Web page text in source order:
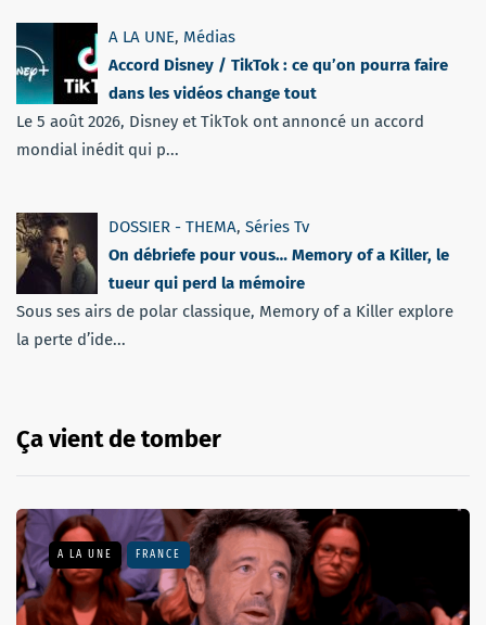
A LA UNE, Médias
Accord Disney / TikTok : ce qu’on pourra faire
dans les vidéos change tout
Le 5 août 2026, Disney et TikTok ont annoncé un accord
mondial inédit qui p...
DOSSIER - THEMA, Séries Tv
On débriefe pour vous… Memory of a Killer, le
tueur qui perd la mémoire
Sous ses airs de polar classique, Memory of a Killer explore
la perte d’ide...
Ça vient de tomber
A LA UNE FRANCE